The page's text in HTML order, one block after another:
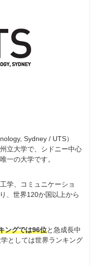
Sydney / UTS）
立大学で、シドニー中心
一の大学です。
学、コミュニケーショ
、世界120か国以上から
ングでは96位と急成長中
としては世界ランキング